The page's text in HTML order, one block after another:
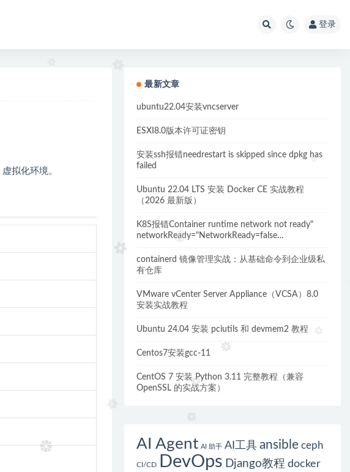
登录
虚拟化环境。
最新文章
ubuntu22.04安装vncserver
ESXI8.0版本许可证密钥
安装ssh报错needrestart is skipped since dpkg has
failed
Ubuntu 22.04 LTS 安装 Docker CE 实战教程
（2026 最新版）
K8S报错Container runtime network not ready"
networkReady="NetworkReady=false
containerd 镜像管理实战：从基础命令到企业级私
有仓库
VMware vCenter Server Appliance（VCSA）8.0
安装实战教程
Ubuntu 24.04 安装 pciutils 和 devmem2 教程
Centos7安装gcc-11
CentOS 7 安装 Python 3.11 完整教程（兼容
OpenSSL 的实战方案）
AI Agent AI 助手 AI工具 ansible ceph
CI/CD DevOps Django教程 docker